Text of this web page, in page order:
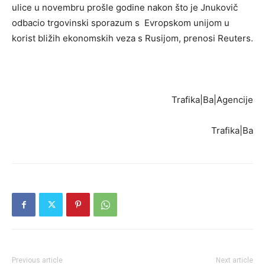
ulice u novembru prošle godine nakon što je Jnukovič
odbacio trgovinski sporazum s Evropskom unijom u
korist bližih ekonomskih veza s Rusijom, prenosi Reuters.
Trafika|Ba|Agencije
Trafika|Ba
Previous article Next article